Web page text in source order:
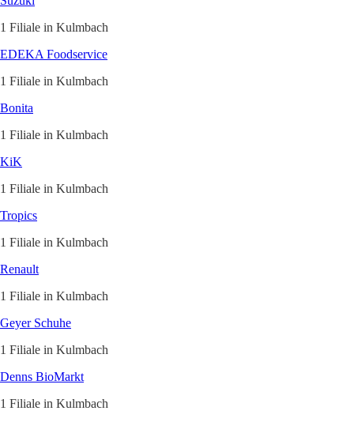
1 Filiale in Kulmbach
EDEKA Foodservice
1 Filiale in Kulmbach
Bonita
1 Filiale in Kulmbach
KiK
1 Filiale in Kulmbach
Tropics
1 Filiale in Kulmbach
Renault
1 Filiale in Kulmbach
Geyer Schuhe
1 Filiale in Kulmbach
Denns BioMarkt
1 Filiale in Kulmbach